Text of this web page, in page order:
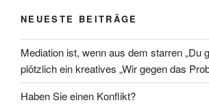
NEUESTE BEITRÄGE
Mediation ist, wenn aus dem starren „Du
plötzlich ein kreatives „Wir gegen das
Haben Sie einen Konflikt?